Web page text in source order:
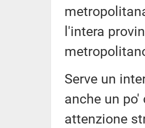
l'intera
Serve un
anche un
attenzione